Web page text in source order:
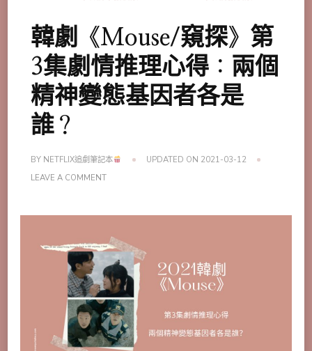
韓劇《Mouse/窺探》第
3集劇情推理心得：兩個
精神變態基因者各是
誰？
BY NETFLIX追劇筆記本 UPDATED ON 2021-03-12
LEAVE A COMMENTON
第
3
集
劇
情
推
理
心
得：
兩